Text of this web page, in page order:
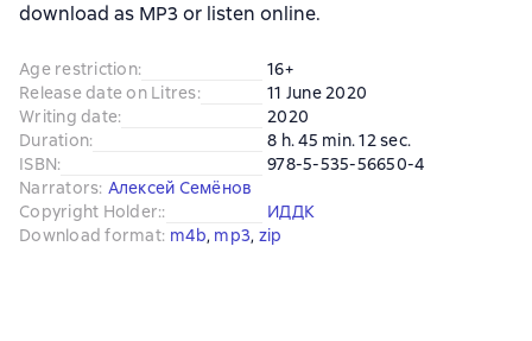
download as MP3 or listen online.
Age restriction:
16+
Release date on Litres:
11 June 2020
Writing date:
2020
Duration:
8 h. 45 min. 12 sec.
ISBN:
978-5-535-56650-4
Narrators: Алексей Семёнов
Copyright Holder::
ИДДК
Download format: m4b, mp3, zip